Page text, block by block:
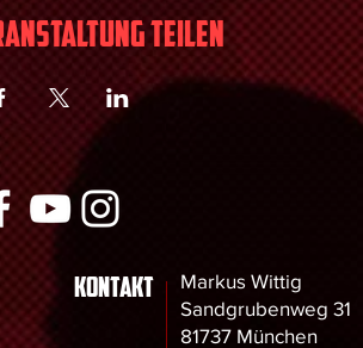
teilen
Kontakt
Markus Wittig
Sandgrubenweg 31
81737 München